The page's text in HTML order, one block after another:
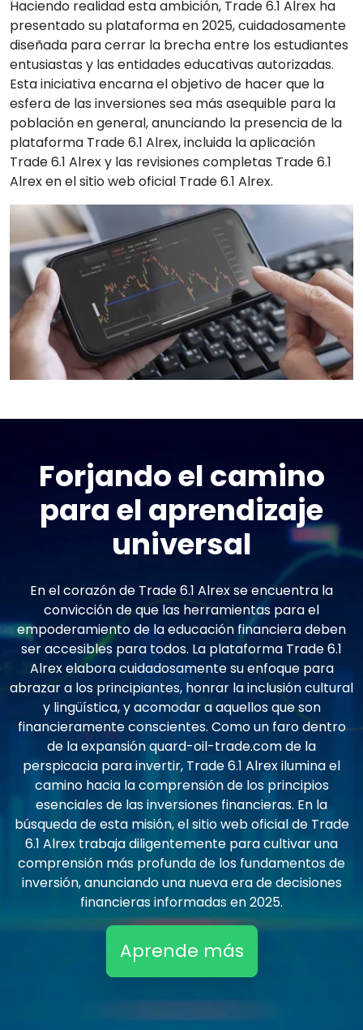
Haciendo realidad esta ambición, Trade 6.1 Alrex ha
presentado su plataforma en 2025, cuidadosamente
diseñada para cerrar la brecha entre los estudiantes
entusiastas y las entidades educativas autorizadas.
Esta iniciativa encarna el objetivo de hacer que la
esfera de las inversiones sea más asequible para la
población en general, anunciando la presencia de la
plataforma Trade 6.1 Alrex, incluida la aplicación
Trade 6.1 Alrex y las revisiones completas Trade 6.1
Alrex en el sitio web oficial Trade 6.1 Alrex.
Forjando el camino
para el aprendizaje
universal
En el corazón de Trade 6.1 Alrex se encuentra la
convicción de que las herramientas para el
empoderamiento de la educación financiera deben
ser accesibles para todos. La plataforma Trade 6.1
Alrex elabora cuidadosamente su enfoque para
abrazar a los principiantes, honrar la inclusión cultural
y lingüística, y acomodar a aquellos que son
financieramente conscientes. Como un faro dentro
de la expansión quard-oil-trade.com de la
perspicacia para invertir, Trade 6.1 Alrex ilumina el
camino hacia la comprensión de los principios
esenciales de las inversiones financieras. En la
búsqueda de esta misión, el sitio web oficial de Trade
6.1 Alrex trabaja diligentemente para cultivar una
comprensión más profunda de los fundamentos de
inversión, anunciando una nueva era de decisiones
financieras informadas en 2025.
Aprende más